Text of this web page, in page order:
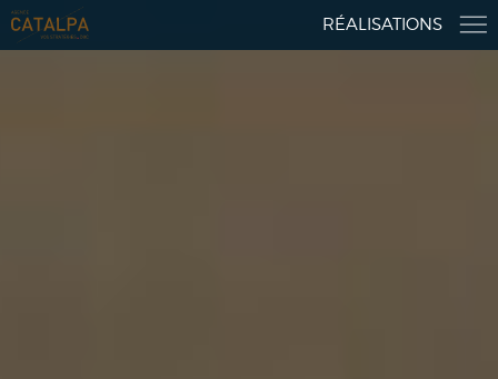
RÉALISATIONS